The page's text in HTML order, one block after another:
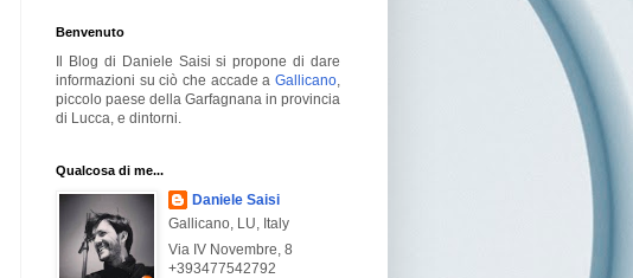
Benvenuto
Il Blog di Daniele Saisi si propone di dare
informazioni su ciò che accade a Gallicano
piccolo paese della Garfagnana in provincia
di Lucca, e dintorni.
Qualcosa di me...
Daniele Saisi
Gallicano, LU, Italy
Via IV Novembre, 8
+393477542792